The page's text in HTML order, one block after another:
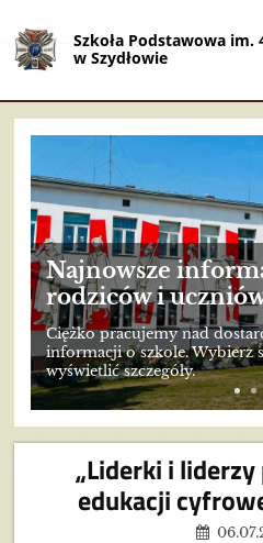
Szkoła Podstawowa im.
w Szydłowie
Strona
główna
Najnowsze
rodziców i
Ciężko pracujemy nad
informacji o szkole. Wybierz
wyświetlić szczegóły.
„Liderki i
edukacji